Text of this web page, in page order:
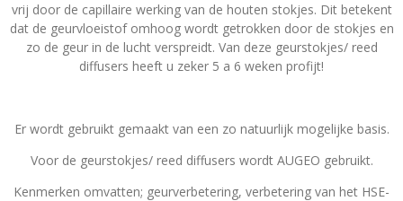
vrij door de capillaire werking van de houten stokjes. Dit betekent
dat de geurvloeistof omhoog wordt getrokken door de stokjes en
zo de geur in de lucht verspreidt. Van deze geurstokjes/ reed
diffusers heeft u zeker 5 a 6 weken profijt!
Er wordt gebruikt gemaakt van een zo natuurlijk mogelijke basis.
Voor de geurstokjes/ reed diffusers wordt AUGEO gebruikt.
Kenmerken omvatten; geurverbetering, verbetering van het HSE-